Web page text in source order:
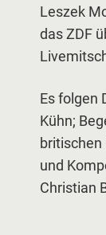
Leszek
das ZDF
Es folgen
Kühn;
und
Christian